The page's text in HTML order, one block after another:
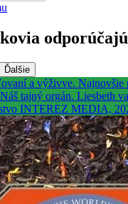
odporúčajú
Ďalšie